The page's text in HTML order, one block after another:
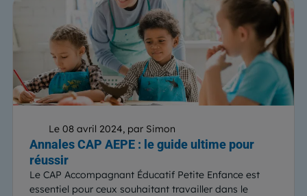
Le 08 avril 2024, par Simon
Annales CAP AEPE : le guide ultime pour
réussir
Le CAP Accompagnant Éducatif Petite Enfance est
essentiel pour ceux souhaitant travailler dans le